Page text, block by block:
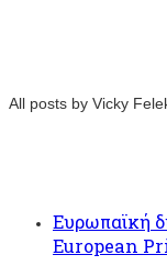
All posts by Vicky
Ευρωπαϊκή
European